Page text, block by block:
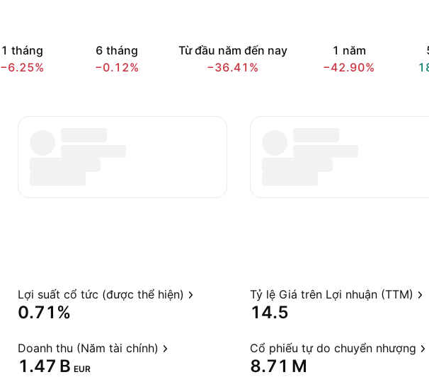
1 tháng
−6.25%
6 tháng
−0.12%
Từ đầu năm đến nay
−36.41%
1 năm
−42.90%
Lợi suất cổ tức (được thể hiện)
0.71%
Tỷ lệ Giá trên Lợi nhuận (TTM)
14.5
Doanh thu (Năm tài chính)
‪1.47 B‬ EUR
Cổ phiếu tự do chuyển nhượng
‪8.71 M‬